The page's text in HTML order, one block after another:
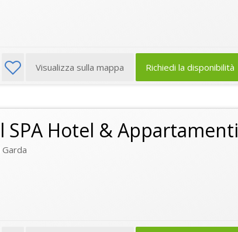
Richiedi la disponibilità
Visualizza sulla mappa
SPA Hotel & Appartamenti